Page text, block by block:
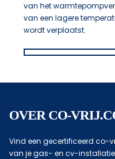
van het
van een lagere
wordt verplaatst.
OVER CO-
Vind een gecertificeerd co-
van je gas- en cv-